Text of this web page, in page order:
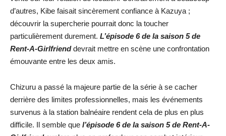
d’autres, Kibe faisait sincèrement confiance à Kazuya ;
découvrir la supercherie pourrait donc la toucher
particulièrement durement. L’épisode 6 de la saison 5 de
Rent-A-Girlfrienddevrait mettre en scène une confrontation
émouvante entre les deux amis.
Chizuru a passé la majeure partie de la série à se cacher
derrière des limites professionnelles, mais les événements
survenus à la station balnéaire rendent cela de plus en plus
difficile. Il semble que l’épisode 6 de la saison 5 de Rent-A-